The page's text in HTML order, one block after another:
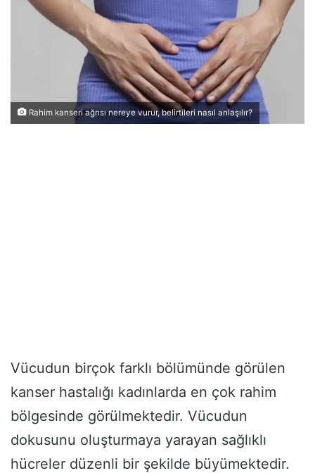
Rahim kanseri ağrısı nereye vurur, belirtileri nasıl anlaşılır?
Vücudun birçok farklı bölümünde görülen
kanser hastalığı kadınlarda en çok rahim
bölgesinde görülmektedir. Vücudun
dokusunu oluşturmaya yarayan sağlıklı
hücreler düzenli bir şekilde büyümektedir.